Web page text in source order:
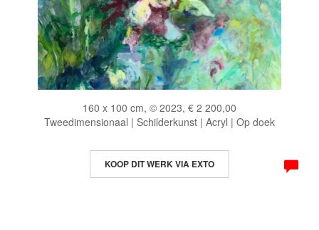
160 x 100 cm, © 2023, € 2 200,00
Tweedimensionaal | Schilderkunst | Acryl | Op doek
KOOP DIT WERK VIA EXTO